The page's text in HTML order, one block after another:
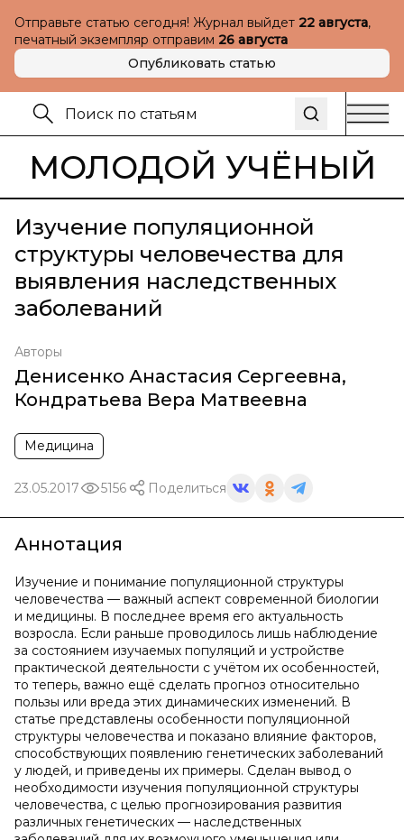
Отправьте статью сегодня! Журнал выйдет 22 августа,
печатный экземпляр отправим 26 августа
Опубликовать статью
МОЛОДОЙ УЧЁНЫЙ
Изучение популяционной
структуры человечества для
выявления наследственных
заболеваний
Авторы
Денисенко Анастасия Сергеевна,
Кондратьева Вера Матвеевна
Медицина
23.05.2017 5156 Поделиться
Аннотация
Изучение и понимание популяционной структуры
человечества — важный аспект современной биологии
и медицины. В последнее время его актуальность
возросла. Если раньше проводилось лишь наблюдение
за состоянием изучаемых популяций и устройстве
практической деятельности с учётом их особенностей,
то теперь, важно ещё сделать прогноз относительно
пользы или вреда этих динамических изменений. В
статье представлены особенности популяционной
структуры человечества и показано влияние факторов,
способствующих появлению генетических заболеваний
у людей, и приведены их примеры. Сделан вывод о
необходимости изучения популяционной структуры
человечества, с целью прогнозирования развития
различных генетических — наследственных